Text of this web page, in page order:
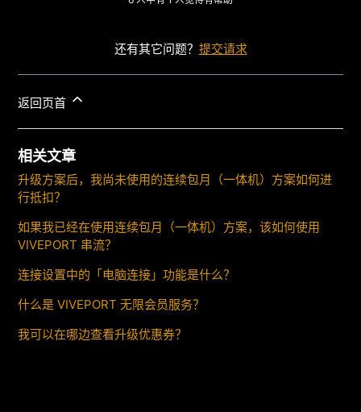
还有其它问题？ 提交请求
返回页首
相关文章
升级方案后，我尚未使用的连续包月（一体机）方案如何进
行抵扣？
如果我已经在使用连续包月（一体机）方案，该如何使用
VIVEPORT 串流？
连接设置中的「电脑连接」功能是什么？
什么是 VIVEPORT 无限会员服务？
我可以在哪边查看升级优惠券？